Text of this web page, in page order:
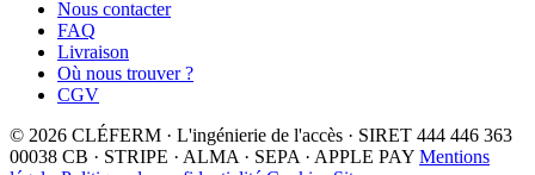
Nous contacter
FAQ
Livraison
Où nous trouver ?
CGV
© 2026 CLÉFERM · L'ingénierie de l'accès · SIRET 444 446 363
00038 CB · STRIPE · ALMA · SEPA · APPLE PAY Mentions